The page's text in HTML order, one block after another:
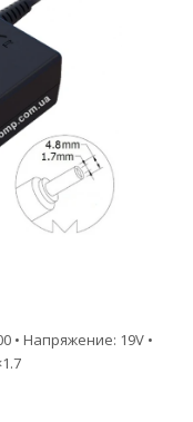
• Напряжение: 19V •